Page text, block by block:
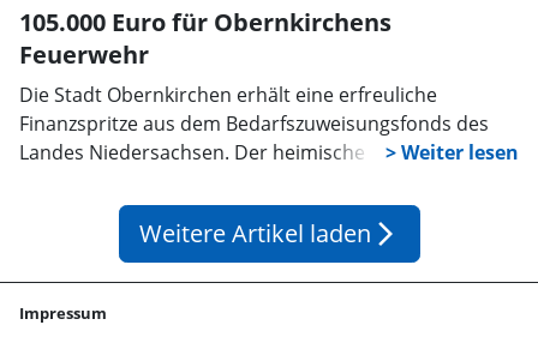
105.000 Euro für Obernkirchens
Feuerwehr
Die Stadt Obernkirchen erhält eine erfreuliche
Finanzspritze aus dem Bedarfszuweisungsfonds des
Landes Niedersachsen. Der heimische SPD-
dass die SPD-geführte Landesregierung 30 besonders
finanzschwache Kommunen mit insgesamt rund 18,6
Millionen Euro unterstützt. Obernkirchen profitiert
Anschaffung von Dienst- und Schutzkleidung für die
Weitere Artikel laden arrow_forward_ios
Impressum